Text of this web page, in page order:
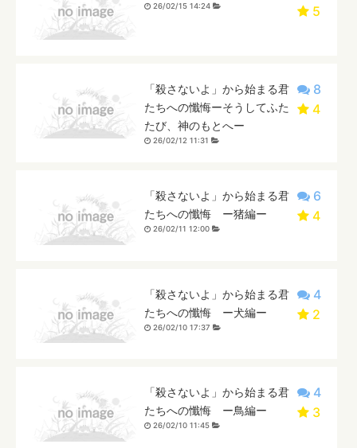
5
26/02/15 14:24
8
4
「殺さないよ」から始まる君
たちへの懺悔ーそうしてふた
たび、神のもとへー
26/02/12 11:31
6
4
「殺さないよ」から始まる君
たちへの懺悔 ー猪編ー
26/02/11 12:00
4
2
「殺さないよ」から始まる君
たちへの懺悔 ー犬編ー
26/02/10 17:37
4
3
「殺さないよ」から始まる君
たちへの懺悔 ー鳥編ー
26/02/10 11:45